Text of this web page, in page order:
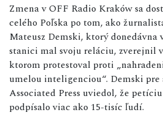
Zmena v OFF Radio Kraków sa
celého Poľska po tom, ako
Mateusz Demski, ktorý donedávna
stanici mal svoju reláciu, zverejnil
ktorom protestoval proti
umelou inteligenciou“. Demski
Associated Press uviedol, že
podpísalo viac ako 15-tisíc ľudí.